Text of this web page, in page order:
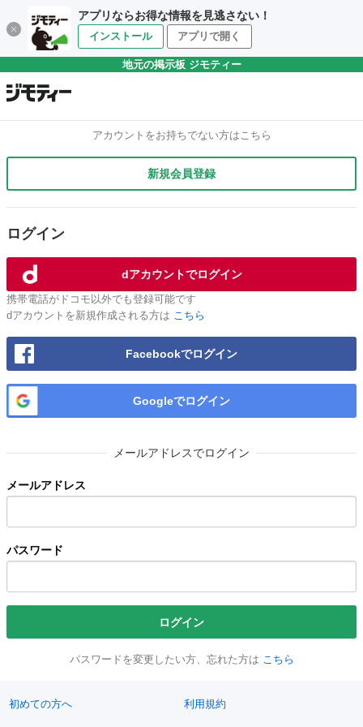
アプリならお得な情報を見逃さない！
インストール アプリで開く
地元の掲示板 ジモティー
アカウントをお持ちでない方はこちら
新規会員登録
ログイン
dアカウントでログイン
携帯電話がドコモ以外でも登録可能です
dアカウントを新規作成される方は こちら
Facebookでログイン
Googleでログイン
メールアドレスでログイン
メールアドレス
パスワード
ログイン
パスワードを変更したい方、忘れた方は こちら
初めての方へ 利用規約